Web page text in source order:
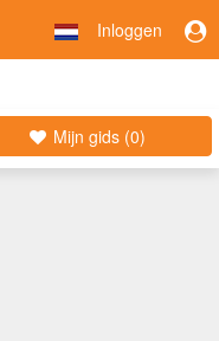
Inloggen
Mijn gids (0)